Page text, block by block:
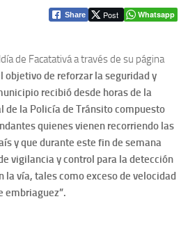
Share Post Whatsapp
de Facatativá a través de su página
objetivo de reforzar la seguridad y
recibió desde horas de la
de la Policía de Tránsito compuesto
quienes vienen recorriendo las
y que durante este fin de semana
vigilancia y control para la detección
la vía, tales como exceso de velocidad
embriaguez”.